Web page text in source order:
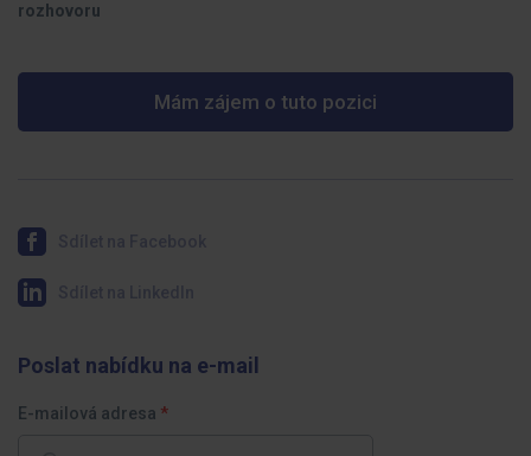
rozhovoru
Mám zájem o tuto pozici
Poslat nabídku na e-mail
E-mailová adresa